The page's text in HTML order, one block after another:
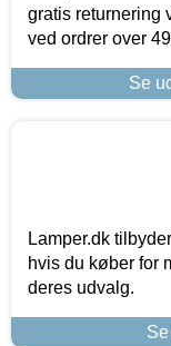
gratis returnering
ved ordrer over
Se
Lamper.dk
hvis du køber for
deres udvalg.